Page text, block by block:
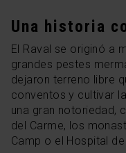
Una historia
El Raval se originó a
grandes pestes
dejaron terreno libre
conventos y cultivar
una gran notoriedad,
del Carme, los
Camp o el Hospital